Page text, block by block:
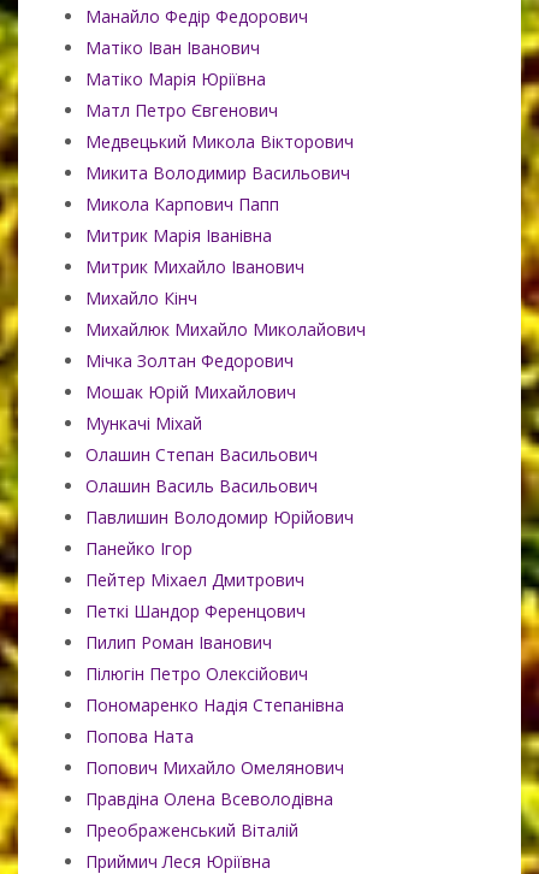
Манайло Федір Федорович
Матіко Іван Іванович
Матіко Марія Юріївна
Матл Петро Євгенович
Медвецький Микола Вікторович
Микита Володимир Васильович
Микола Карпович Папп
Митрик Марія Іванівна
Митрик Михайло Іванович
Михайло Кінч
Михайлюк Михайло Миколайович
Мічка Золтан Федорович
Мошак Юрій Михайлович
Мункачі Міхай
Олашин Степан Васильович
Олашин Василь Васильович
Павлишин Володомир Юрійович
Панейко Ігор
Пейтер Міхаел Дмитрович
Петкі Шандор Ференцович
Пилип Роман Іванович
Пілюгін Петро Олексійович
Пономаренко Надія Степанівна
Попова Ната
Попович Михайло Омелянович
Правдіна Олена Всеволодівна
Преображенський Віталій
Приймич Леся Юріївна